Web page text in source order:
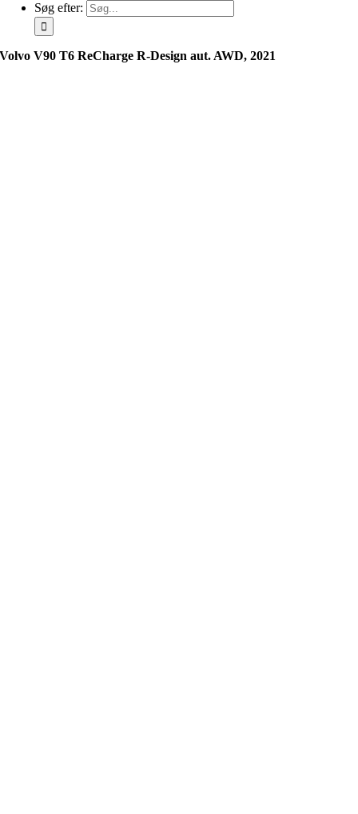
Søg efter:
Volvo V90 T6 ReCharge R-Design aut. AWD, 2021